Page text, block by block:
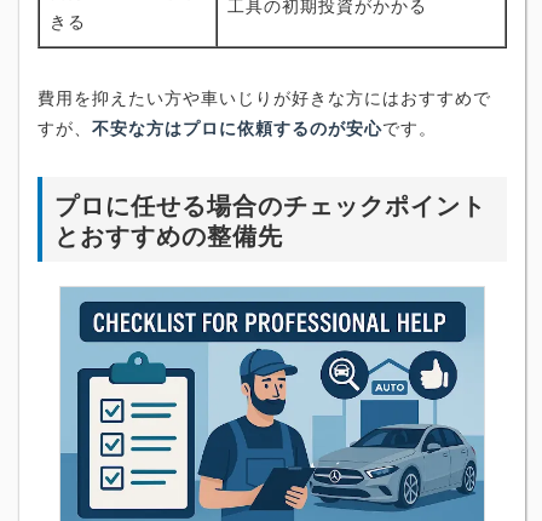
きる
工具の初期投資がかかる
費用を抑えたい方や車いじりが好きな方にはおすすめで
すが、 不安な方はプロに依頼するのが安心です。
プロに任せる場合のチェックポイント
とおすすめの整備先